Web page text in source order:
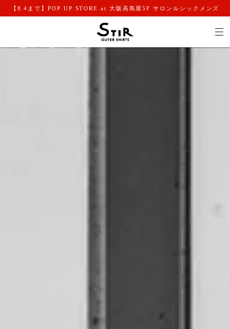
【8.4まで】POP UP STORE at 大阪高島屋5F サロンルシックメンズ